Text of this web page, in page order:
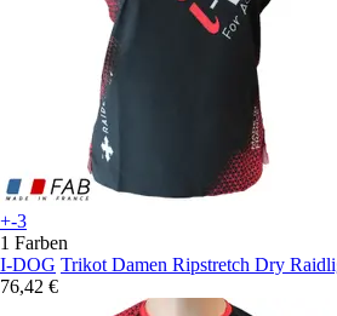
+-3
1 Farben
I-DOG Trikot Damen Ripstretch Dry
76,42 €